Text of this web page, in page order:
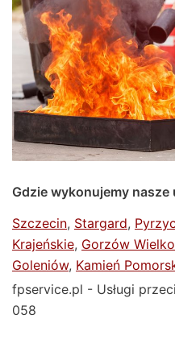
Gdzie wykonujemy nasze
Szczecin, Stargard,
Krajeńskie, Gorzów
Goleniów, Kamień
fpservice.pl - Usługi
058